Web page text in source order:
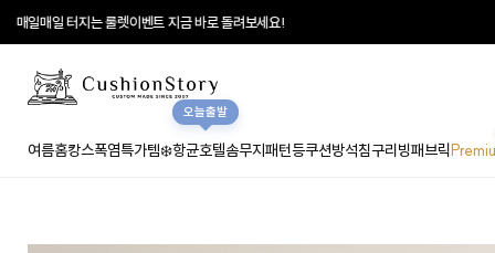
매일매일 터지는 룰렛이벤트 지금 바로 돌려보세요!
여름홈캉스폭염특가템❄️항균호텔솜
오늘출발
무지패턴등쿠션방석침구리빙패브릭